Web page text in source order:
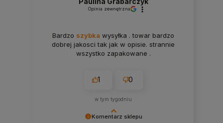
Komentarz sklepu
Opinia zewnętrzna
Bardzo szybka wysyłka . towar bardzo
dobrej jakosci tak jak w opisie. strannie
wszystko zapakowane .
1 0
w tym tygodniu